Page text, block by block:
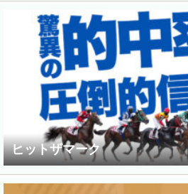
ヒットザマーク